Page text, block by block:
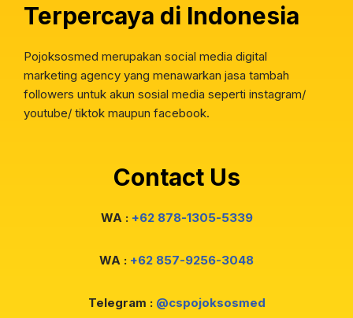
Terpercaya di Indonesia
Pojoksosmed merupakan social media digital
marketing agency yang menawarkan jasa tambah
followers untuk akun sosial media seperti instagram/
youtube/ tiktok maupun facebook.
Contact Us
WA : +62 878-1305-5339
WA : +62 857-9256-3048
Telegram : @cspojoksosmed